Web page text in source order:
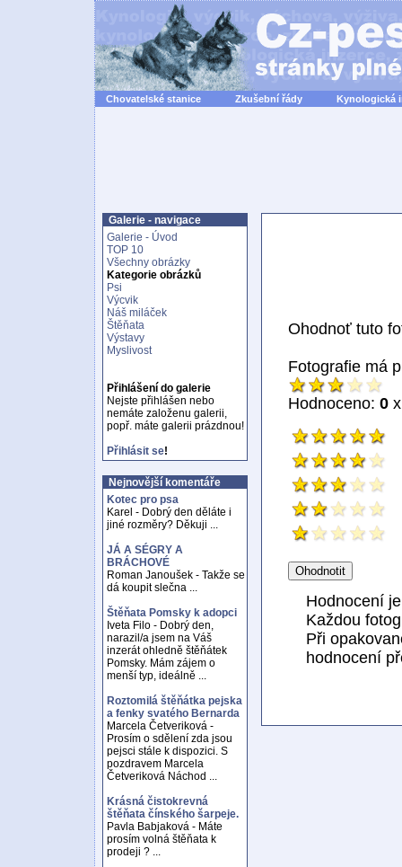
Chovatelské stanice Zkušební řády Kynologická
Galerie - navigace
Galerie - Úvod
TOP 10
Všechny obrázky
Kategorie obrázků
Psi
Výcvik
Náš miláček
Štěňata
Výstavy
Myslivost
Přihlášení do galerie
Nejste přihlášen nebo
nemáte založenu galerii,
popř. máte galerii prázdnou!
Přihlásit se!
Nejnovější komentáře
Kotec pro psa
Karel - Dobrý den děláte i
jiné rozměry? Děkuji ...
JÁ A SÉGRY A
BRÁCHOVÉ
Roman Janoušek - Takže se
dá koupit slečna ...
Štěňata Pomsky k adopci
Iveta Filo - Dobrý den,
narazil/a jsem na Váš
inzerát ohledně štěňátek
Pomsky. Mám zájem o
menší typ, ideálně ...
Roztomilá štěňátka pejska
a fenky svatého Bernarda
Marcela Četveriková -
Prosím o sdělení zda jsou
pejsci stále k dispozici. S
pozdravem Marcela
Četveriková Náchod ...
Krásná čistokrevná
štěňata čínského šarpeje.
Pavla Babjaková - Máte
prosím volná štěňata k
prodeji ? ...
Ohodnoť tuto
Fotografie má
Hodnoceno: 0 x
Hodnocení
Každou
Při
hodnocení